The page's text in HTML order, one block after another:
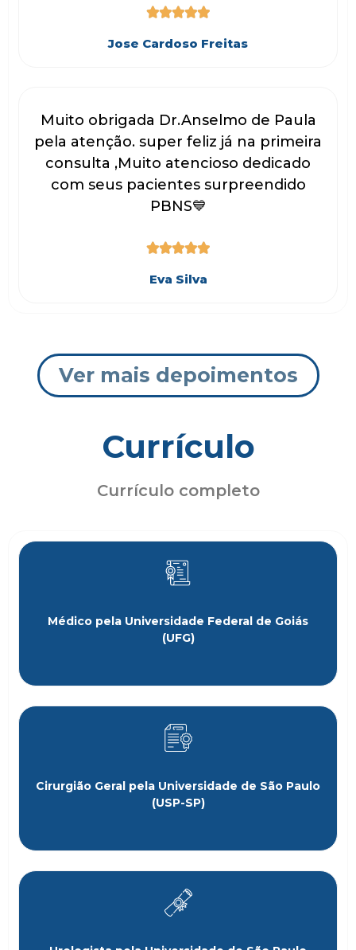

Jose Cardoso Freitas
Muito obrigada Dr.Anselmo de Paula
pela atenção. super feliz já na primeira
consulta ,Muito atencioso dedicado
com seus pacientes surpreendido
PBNS💙

Eva Silva
Ver mais depoimentos
Currículo
Currículo completo
Médico pela Universidade Federal de Goiás
(UFG)
Cirurgião Geral pela Universidade de São Paulo
(USP-SP)